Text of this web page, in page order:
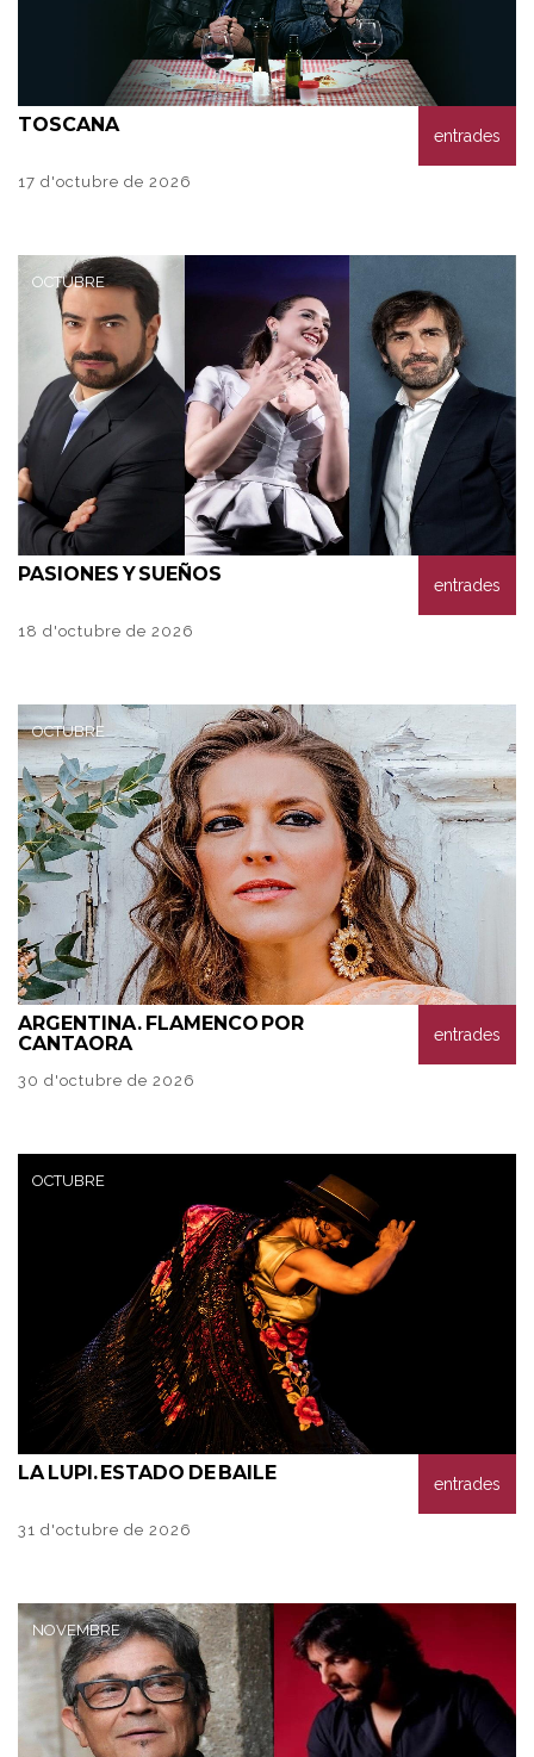
TOSCANA
17 d'octubre de 2026
entrades
OCTUBRE
PASIONESY SUEÑOS
18 d'octubre de 2026
entrades
OCTUBRE
ARGENTINA. FLAMENCO POR
CANTAORA
30 d'octubre de 2026
entrades
OCTUBRE
LALUPI. ESTADO DE BAILE
31 d'octubre de 2026
entrades
NOVEMBRE